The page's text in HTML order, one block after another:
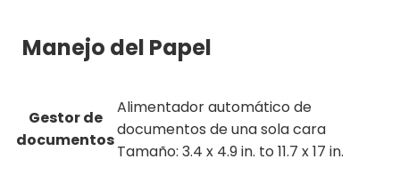
Manejo del Papel
Gestor de
documentos
Alimentador automático de
documentos de una sola cara
Tamaño: 3.4 x 4.9 in. to 11.7 x 17 in.